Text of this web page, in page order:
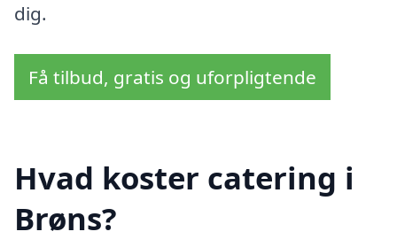
dig.
Få tilbud, gratis og uforpligtende
Hvad koster catering i
Brøns?